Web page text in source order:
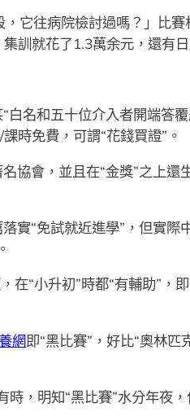
它往病院檢討過嗎？」比
訓就花了1.3萬余元，還有
名和五十位介入者開端答
時免費，可謂“花錢買證”。
協會，並且在“金獎”之上還
實“免試就近進學”，但實際
“小升初”時都“有輔助”，
網即“黑比賽”，好比“奧林匹
，明知“黑比賽”水分年夜